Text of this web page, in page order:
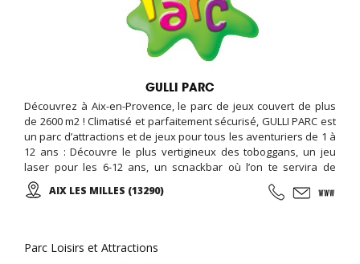
GULLI PARC
Découvrez à Aix-en-Provence, le parc de jeux couvert de plus
de 2600 m2 ! Climatisé et parfaitement sécurisé, GULLI PARC est
un parc d’attractions et de jeux pour tous les aventuriers de 1 à
12 ans : Découvre le plus vertigineux des toboggans, un jeu
laser pour les 6-12 ans, un scnackbar où l’on te servira de
délicieux goûters, un espace à thèmes pour fêter ton
anniversaire avec tous tes amis... et un espace V.I.P (Very
AIX LES MILLES (13290)
Parc Loisirs et Attractions